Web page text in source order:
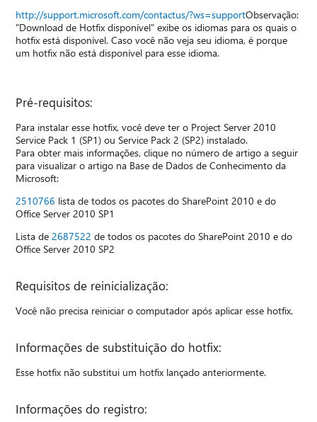
http://support.microsoft.com/contactus/?ws=supportObservação:
"Download de Hotfix disponível" exibe os idiomas para os quais o
hotfix está disponível. Caso você não veja seu idioma, é porque
um hotfix não está disponível para esse idioma.
Pré-requisitos:
Para instalar esse hotfix, você deve ter o Project Server 2010
Service Pack 1 (SP1) ou Service Pack 2 (SP2) instalado.
Para obter mais informações, clique no número de artigo a seguir
para visualizar o artigo na Base de Dados de Conhecimento da
Microsoft:
2510766 lista de todos os pacotes do SharePoint 2010 e do
Office Server 2010 SP1
Lista de2687522 de todos os pacotes do SharePoint 2010 e do
Office Server 2010 SP2
Requisitos de reinicialização:
Você não precisa reiniciar o computador após aplicar esse hotfix.
Informações de substituição do hotfix:
Esse hotfix não substitui um hotfix lançado anteriormente.
Informações do registro: